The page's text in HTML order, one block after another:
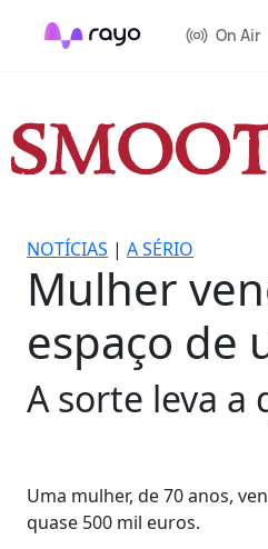
On Air
NOTÍCIAS | A SÉRIO
Mulher
espaço de
A sorte leva a
Uma mulher, de 70 anos,
quase 500 mil euros.